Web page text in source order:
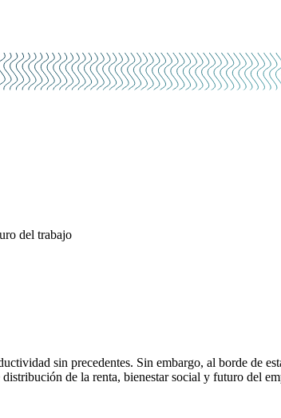
del trabajo
sin precedentes. Sin embargo, al borde de
de la renta, bienestar social y futuro del